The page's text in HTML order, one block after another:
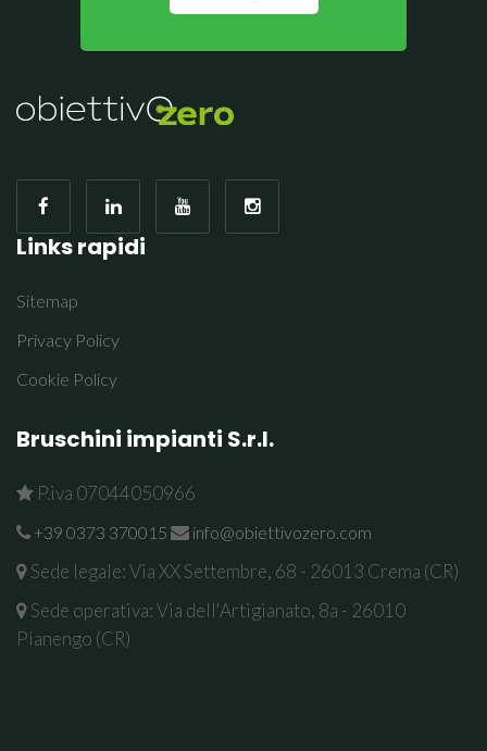
Links rapidi
Sitemap
Privacy Policy
Cookie Policy
Bruschini impianti S.r.l.
P.iva 07044050966
+39 0373 370015 info@obiettivozero.com
Sede legale: Via XX Settembre, 68 - 26013 Crema (CR)
Sede operativa: Via dell'Artigianato, 8a - 26010
Pianengo (CR)